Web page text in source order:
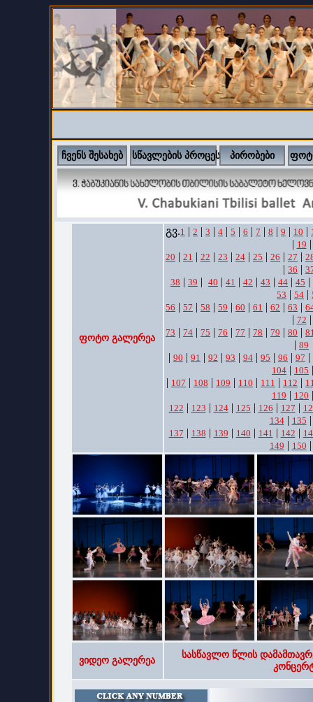
ჩვენს შესახებ სწავლების პროცესი პირობები
ფოტო გალერეა
გვ.1 | 2 | 3 | 4 | 5 | 6 | 7 | 8 | 9 | 10 |
| 19 |
20 | 21 | 22 | 23 | 24 | 25 | 26 | 27 |
| 36 |
38 | 39 | 40 | 41 | 42 | 43 | 44 | 45 |
53 | 54 |
56 | 57 | 58 | 59 | 60 | 61 | 62 | 63 |
| 72 |
73 | 74 | 75 | 76 | 77 | 78 | 79 | 80 |
| 89
| 90 | 91 | 92 | 93 | 94 | 95 | 96 | 97 |
104 | 105
| 107 | 108 | 109 | 110 | 111 | 112 |
119 | 120
122 | 123 | 124| 125 | 126 | 127 |
134| 135
137 | 138 | 139 | 140 | 141 | 142 |
149 | 150
ვიდეო გალერეა
სასწავლო წლის